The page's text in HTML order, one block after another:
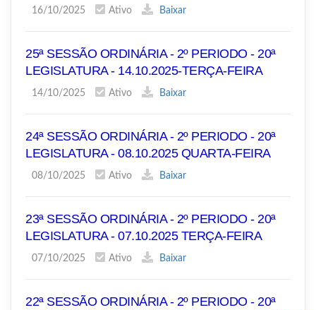
16/10/2025 Ativo Baixar
25ª SESSÃO ORDINÁRIA - 2º PERIODO - 20ª
LEGISLATURA - 14.10.2025-TERÇA-FEIRA
14/10/2025 Ativo Baixar
24ª SESSÃO ORDINÁRIA - 2º PERIODO - 20ª
LEGISLATURA - 08.10.2025 QUARTA-FEIRA
08/10/2025 Ativo Baixar
23ª SESSÃO ORDINÁRIA - 2º PERIODO - 20ª
LEGISLATURA - 07.10.2025 TERÇA-FEIRA
07/10/2025 Ativo Baixar
22ª SESSÃO ORDINÁRIA - 2º PERIODO - 20ª